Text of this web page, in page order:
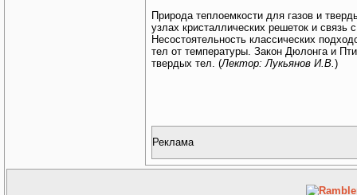
Природа теплоемкости для газов и
узлах кристаллических решеток и
Несостоятельность классических
тел от температуры. Закон Дюлонга и
твердых тел. (Лектор: Лукьянов И.В. )
Реклама